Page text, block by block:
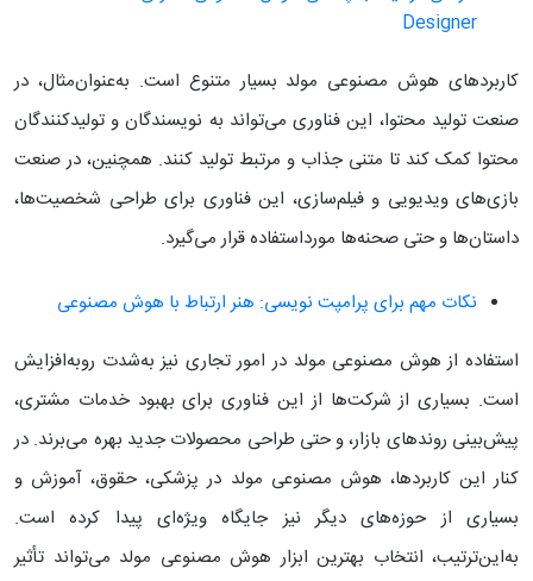
Designer
کاربردهای هوش مصنوعی مولد بسیار متنوع است. به‌عنوان‌مثال، در
صنعت تولید محتوا، این فناوری می‌تواند به نویسندگان و تولیدکنندگان
محتوا کمک کند تا متنی جذاب و مرتبط تولید کنند. همچنین، در صنعت
بازی‌های ویدیویی و فیلم‌سازی، این فناوری برای طراحی شخصیت‌ها،
داستان‌ها و حتی صحنه‌ها مورداستفاده قرار می‌گیرد.
نکات مهم برای پرامپت نویسی: هنر ارتباط با هوش مصنوعی
استفاده از هوش مصنوعی مولد در امور تجاری نیز به‌شدت روبه‌افزایش
است. بسیاری از شرکت‌ها از این فناوری برای بهبود خدمات مشتری،
پیش‌بینی روندهای بازار، و حتی طراحی محصولات جدید بهره می‌برند. در
کنار این کاربردها، هوش مصنوعی مولد در پزشکی، حقوق، آموزش و
بسیاری از حوزه‌های دیگر نیز جایگاه ویژه‌ای پیدا کرده است.
به‌این‌ترتیب، انتخاب بهترین ابزار هوش مصنوعی مولد می‌تواند تأثیر